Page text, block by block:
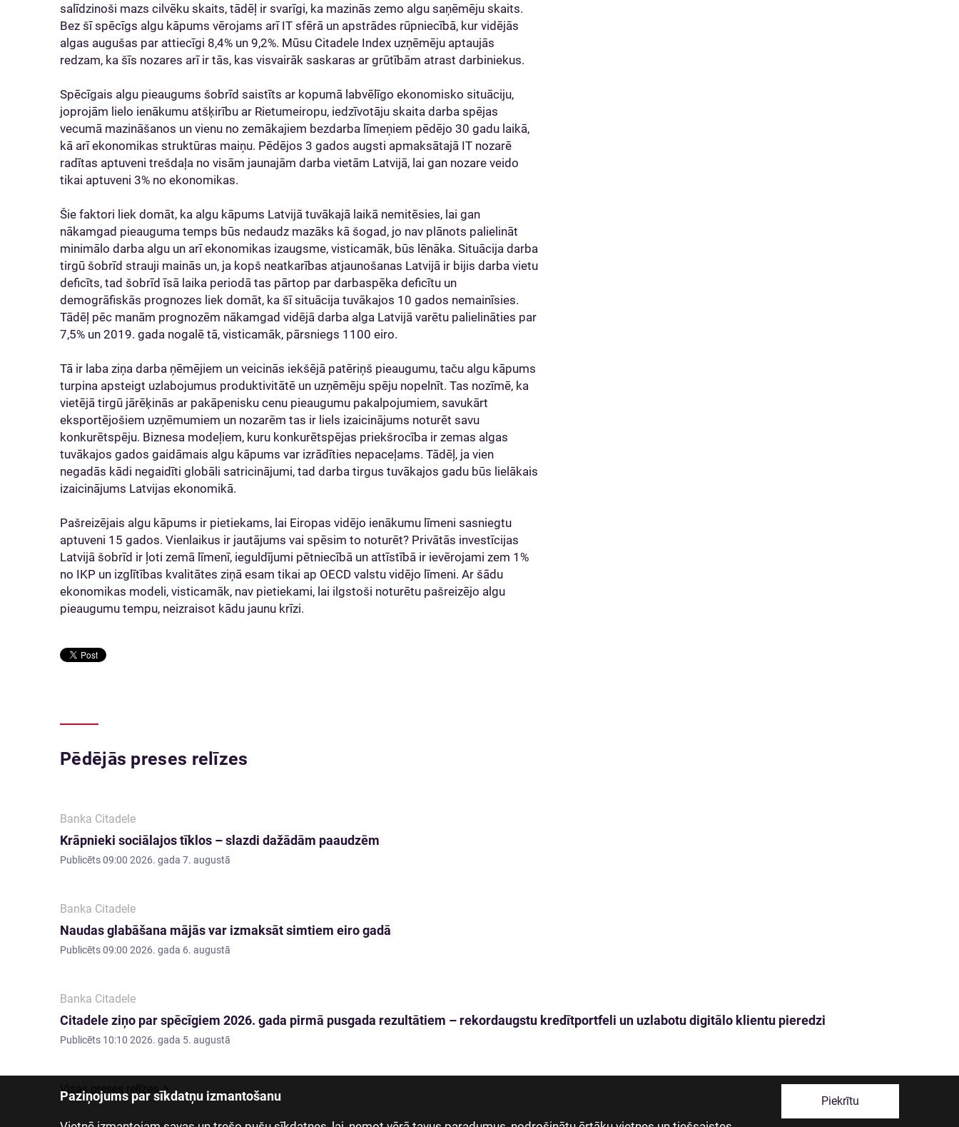
Paziņojums par sīkdatņu izmantošanu Piekrītu
salīdzinoši mazs cilvēku skaits, tādēļ ir svarīgi, ka mazinās zemo algu saņēmēju skaits.
Bez šī spēcīgs algu kāpums vērojams arī IT sfērā un apstrādes rūpniecībā, kur vidējās
algas augušas par attiecīgi 8,4% un 9,2%. Mūsu Citadele Index uzņēmēju aptaujās
redzam, ka šīs nozares arī ir tās, kas visvairāk saskaras ar grūtībām atrast darbiniekus.
Spēcīgais algu pieaugums šobrīd saistīts ar kopumā labvēlīgo ekonomisko situāciju,
joprojām lielo ienākumu atšķirību ar Rietumeiropu, iedzīvotāju skaita darba spējas
vecumā mazināšanos un vienu no zemākajiem bezdarba līmeņiem pēdējo 30 gadu laikā,
kā arī ekonomikas struktūras maiņu. Pēdējos 3 gados augsti apmaksātajā IT nozarē
radītas aptuveni trešdaļa no visām jaunajām darba vietām Latvijā, lai gan nozare veido
tikai aptuveni 3% no ekonomikas.
Šie faktori liek domāt, ka algu kāpums Latvijā tuvākajā laikā nemitēsies, lai gan
nākamgad pieauguma temps būs nedaudz mazāks kā šogad, jo nav plānots palielināt
minimālo darba algu un arī ekonomikas izaugsme, visticamāk, būs lēnāka. Situācija darba
tirgū šobrīd strauji mainās un, ja kopš neatkarības atjaunošanas Latvijā ir bijis darba vietu
deficīts, tad šobrīd īsā laika periodā tas pārtop par darbaspēka deficītu un
demogrāfiskās prognozes liek domāt, ka šī situācija tuvākajos 10 gados nemainīsies.
Tādēļ pēc manām prognozēm nākamgad vidējā darba alga Latvijā varētu palielināties par
7,5% un 2019. gada nogalē tā, visticamāk, pārsniegs 1100 eiro.
Tā ir laba ziņa darba ņēmējiem un veicinās iekšējā patēriņš pieaugumu, taču algu kāpums
turpina apsteigt uzlabojumus produktivitātē un uzņēmēju spēju nopelnīt. Tas nozīmē, ka
vietējā tirgū jārēķinās ar pakāpenisku cenu pieaugumu pakalpojumiem, savukārt
eksportējošiem uzņēmumiem un nozarēm tas ir liels izaicinājums noturēt savu
konkurētspēju. Biznesa modeļiem, kuru konkurētspējas priekšrocība ir zemas algas
tuvākajos gados gaidāmais algu kāpums var izrādīties nepaceļams. Tādēļ, ja vien
negadās kādi negaidīti globāli satricinājumi, tad darba tirgus tuvākajos gadu būs lielākais
izaicinājums Latvijas ekonomikā.
Pašreizējais algu kāpums ir pietiekams, lai Eiropas vidējo ienākumu līmeni sasniegtu
aptuveni 15 gados. Vienlaikus ir jautājums vai spēsim to noturēt? Privātās investīcijas
Latvijā šobrīd ir ļoti zemā līmenī, ieguldījumi pētniecībā un attīstībā ir ievērojami zem 1%
no IKP un izglītības kvalitātes ziņā esam tikai ap OECD valstu vidējo līmeni. Ar šādu
ekonomikas modeli, visticamāk, nav pietiekami, lai ilgstoši noturētu pašreizējo algu
pieaugumu tempu, neizraisot kādu jaunu krīzi.
Pēdējās preses relīzes
Banka Citadele
Krāpnieki sociālajos tīklos – slazdi dažādām paaudzēm
Publicēts09:00 2026. gada 7. augustā
Banka Citadele
Naudas glabāšana mājās var izmaksāt simtiem eiro gadā
Publicēts09:00 2026. gada 6. augustā
Banka Citadele
Citadele ziņo par spēcīgiem 2026. gada pirmā pusgada rezultātiem – rekordaugstu kredītportfeli un uzlabotu digitālo klientu pieredzi
Publicēts 10:10 2026. gada 5. augustā
Visas preses relīzes